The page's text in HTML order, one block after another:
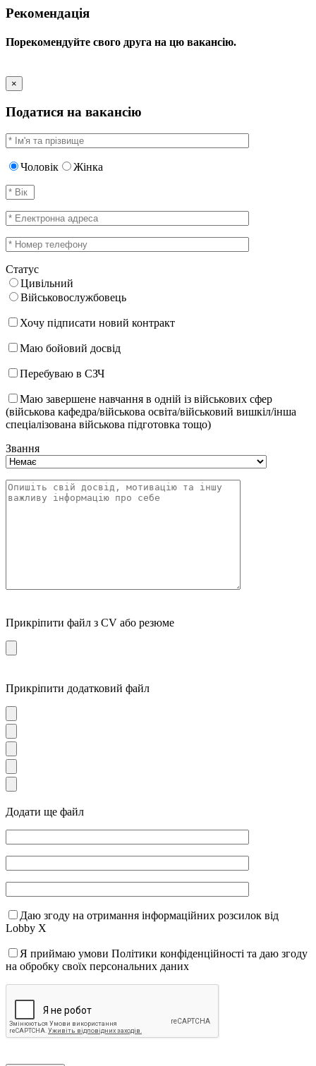
Рекомендація
Порекомендуйте свого друга на цю вакансію.
×
Податися на вакансію
Чоловік Жінка
Статус
Цивільний
Військовослужбовець
Хочу підписати новий контракт
Маю бойовий досвід
Перебуваю в СЗЧ
Маю завершене навчання в одній із військових сфер
(військова кафедра/військова освіта/військовий вишкіл/інша
спеціалізована військова підготовка тощо)
Звання
Прикріпити файл з CV або резюме
Прикріпити додатковий файл
Додати ще файл
Даю згоду на отримання інформаційних розсилок від
Lobby X
Я приймаю умови Політики конфіденційності та даю згоду
на обробку своїх персональних даних